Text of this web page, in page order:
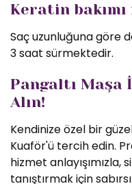
Keratin
Saç uzunluğuna göre
3 saat sürmektedir.
Pangaltı Maşa
Alın!
Kendinize özel bir
Kuaför'ü tercih edin.
hizmet anlayışımızla,
tanıştırmak için